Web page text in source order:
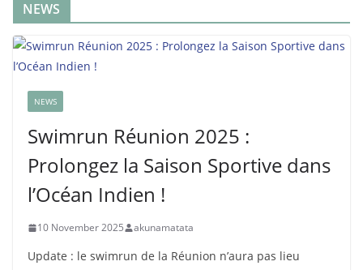
NEWS
NEWS
Swimrun Réunion 2025 :
Prolongez la Saison Sportive dans
l’Océan Indien !
10 November 2025 akunamatata
Update : le swimrun de la Réunion n’aura pas lieu